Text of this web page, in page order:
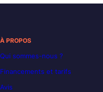
À PROPOS
Qui sommes-nous ?
Financements et tarifs
Avis